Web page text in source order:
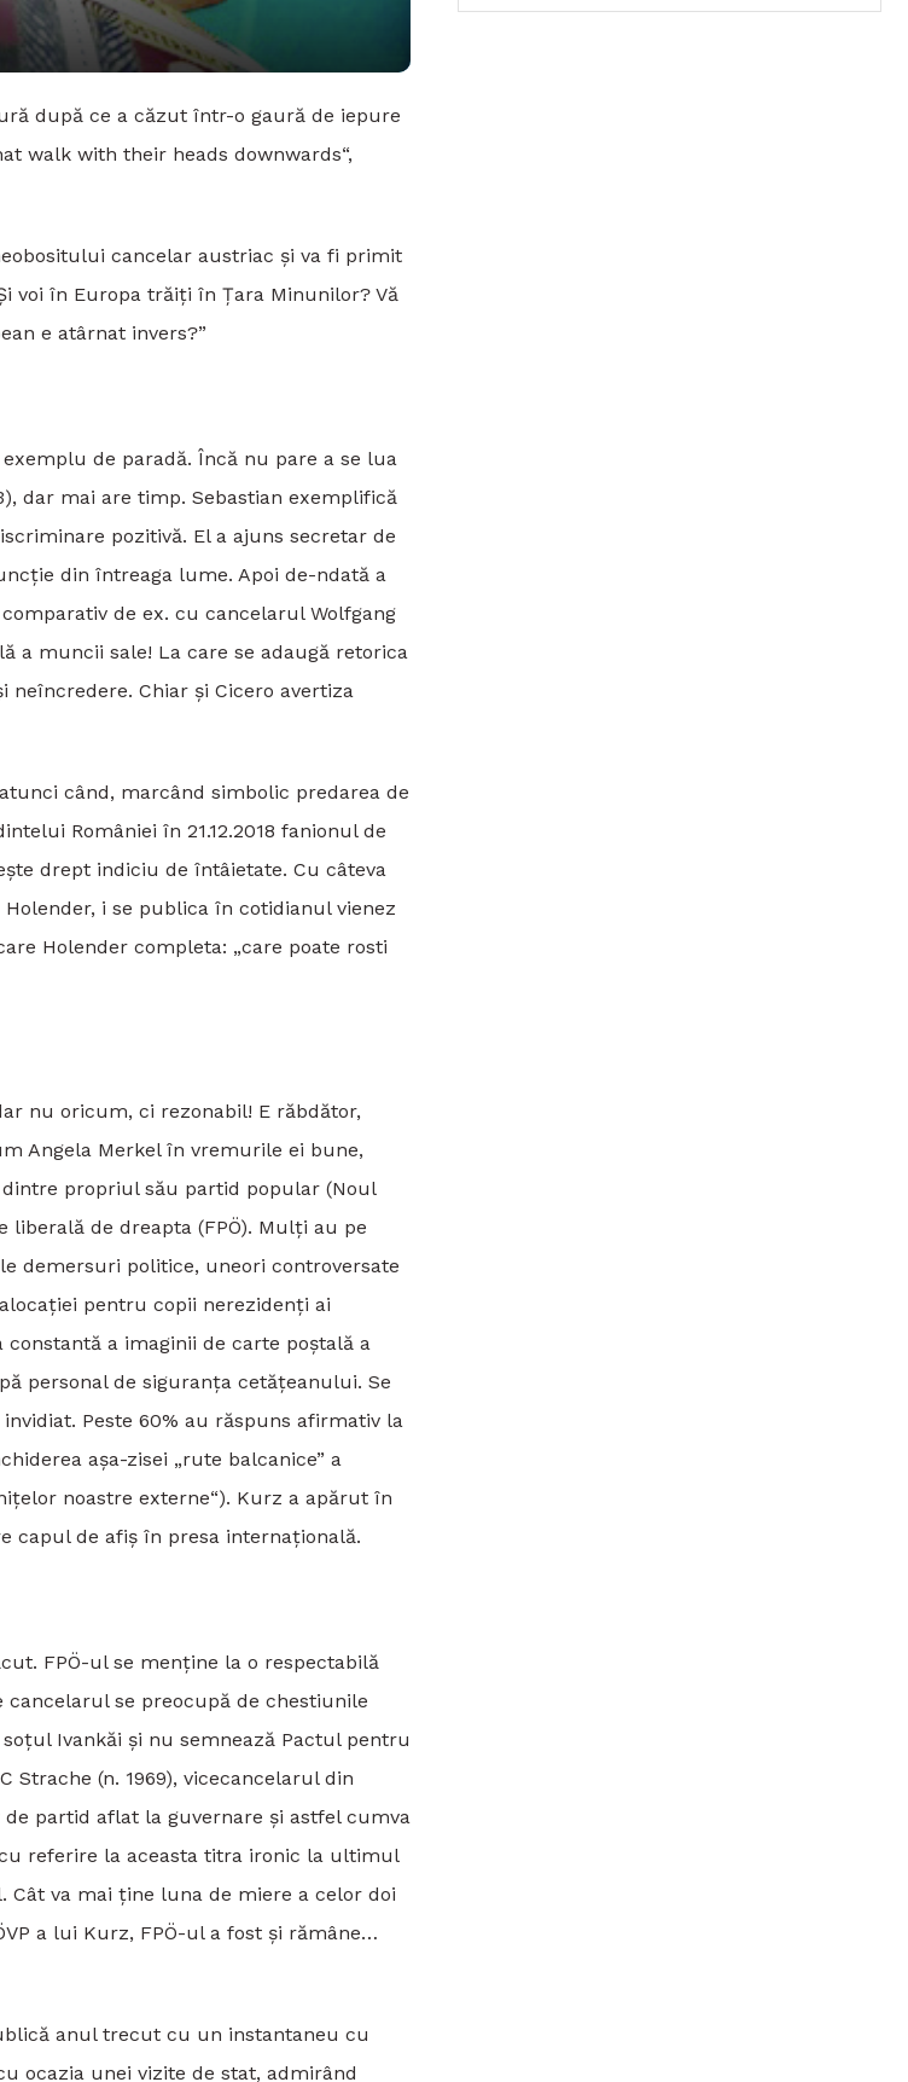
după ce a căzut într-o gaură de iepure
walk with their heads downwards“,
cancelar austriac și va fi primit
voi în Europa trăiți în Țara Minunilor? Vă
e atârnat invers?”
de paradă. Încă nu pare a se lua
dar mai are timp. Sebastian exemplifică
pozitivă. El a ajuns secretar de
din întreaga lume. Apoi de-ndată a
de ex. cu cancelarul Wolfgang
a muncii sale! La care se adaugă retorica
neîncredere. Chiar și Cicero avertiza
când, marcând simbolic predarea de
României în 21.12.2018 fanionul de
drept indiciu de întâietate. Cu câteva
i se publica în cotidianul vienez
Holender completa: „care poate rosti
nu oricum, ci rezonabil! E răbdător,
Angela Merkel în vremurile ei bune,
dintre propriul său partid popular (Noul
liberală de dreapta (FPÖ). Mulți au pe
demersuri politice, uneori controversate
pentru copii nerezidenți ai
a imaginii de carte poștală a
personal de siguranța cetățeanului. Se
Peste 60% au răspuns afirmativ la
așa-zisei „rute balcanice” a
noastre externe“). Kurz a apărut în
capul de afiș în presa internațională.
FPÖ-ul se menține la o respectabilă
se preocupă de chestiunile
Ivankăi și nu semnează Pactul pentru
(n. 1969), vicecancelarul din
de partid aflat la guvernare și astfel cumva
cu referire la aceasta titra ironic la ultimul
va mai ține luna de miere a celor doi
a lui Kurz, FPÖ-ul a fost și rămâne…
anul trecut cu un instantaneu cu
ocazia unei vizite de stat, admirând